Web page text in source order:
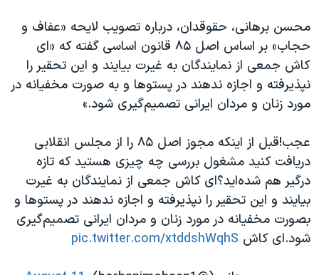
محسن برهانی، حقوقدان، درباره تصویب لایحه «عفاف و
حجاب» بر اساس اصل ۸۵ قانون اساسی گفته که «ای
کاش جمعی از نمایندگان به غیرت بیایند و این تحقیر را
نپذیرفته و اجازه ندهند در پستوها و به صورت مخفیانه در
مورد زنان و مردان ایرانی تصمیم‌گیری شود.»
عجب!قبل از اینکه مجوز اصل ۸۵ را از مجلس انقلابی
دریافت کنید مشغول بررسی چه چیزی هستید که تازه
درگیر هم شده‌اید؟ای کاش جمعی از نمایندگان به غیرت
بیایند و این تحقیر را نپذیرفته و اجازه ندهند در پستوها و
بصورت مخفیانه در مورد زنان و مردان ایرانی تصمیم‌گیری
شود.ای کاش pic.twitter.com/xtddshWqhS